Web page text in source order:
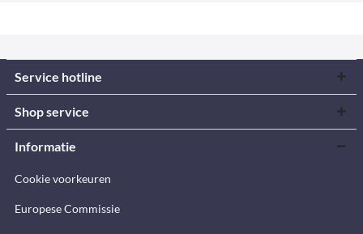
Service hotline
Shop service
Informatie
Cookie voorkeuren
Europese Commissie